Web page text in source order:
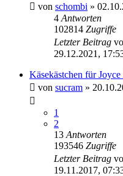
von schombi »
4 Antworten
102814 Zugriffe
Letzter Beitrag
29.12.2021,
Käsekästchen für
von sucram »
1
2
13 Antworten
193546 Zugriffe
Letzter Beitrag
19.11.2017,